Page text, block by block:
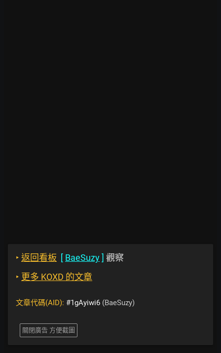
‣ 返回看板 [ BaeSuzy] 觀察
‣ 更多 KOXD 的文章
文章代碼(AID): #1gAyiwi6 (BaeSuzy)
關閉廣告 方便截圖